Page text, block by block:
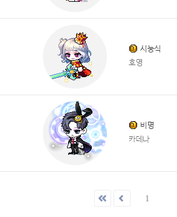
시눙식
호영
비명
카데나
1